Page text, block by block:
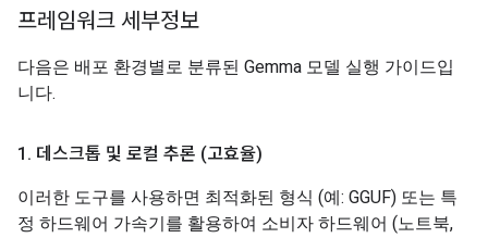
프레임워크 세부정보
다음은 배포 환경별로 분류된 Gemma 모델 실행 가이드입
니다.
1 . 데스크톱 및 로컬 추론 (고효율)
이러한 도구를 사용하면 최적화된 형식 (예: GGUF) 또는 특
정 하드웨어 가속기를 활용하여 소비자 하드웨어 (노트북,